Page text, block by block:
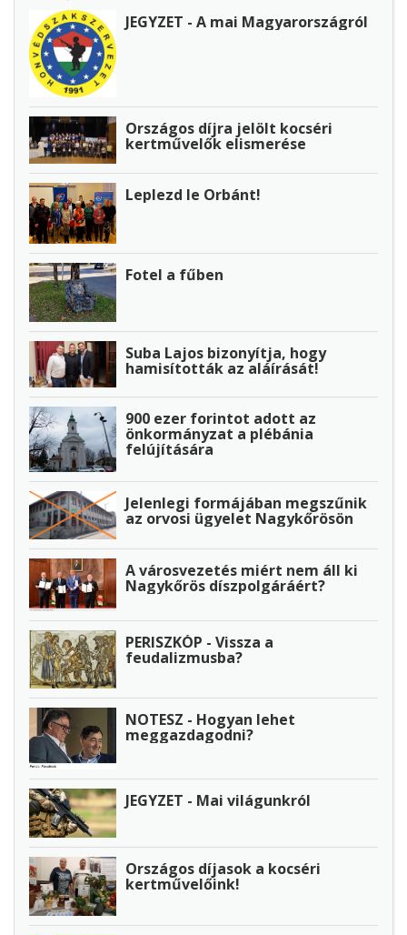
JEGYZET - A mai Magyarországról
Országos díjra jelölt kocséri
kertművelők elismerése
Leplezd le Orbánt!
Fotel a fűben
Suba Lajos bizonyítja, hogy
hamisították az aláírását!
900 ezer forintot adott az
önkormányzat a plébánia
felújítására
Jelenlegi formájában megszűnik
az orvosi ügyelet Nagykőrösön
A városvezetés miért nem áll ki
Nagykőrös díszpolgáráért?
PERISZKÓP - Vissza a
feudalizmusba?
NOTESZ - Hogyan lehet
meggazdagodni?
JEGYZET - Mai világunkról
Országos díjasok a kocséri
kertművelőink!